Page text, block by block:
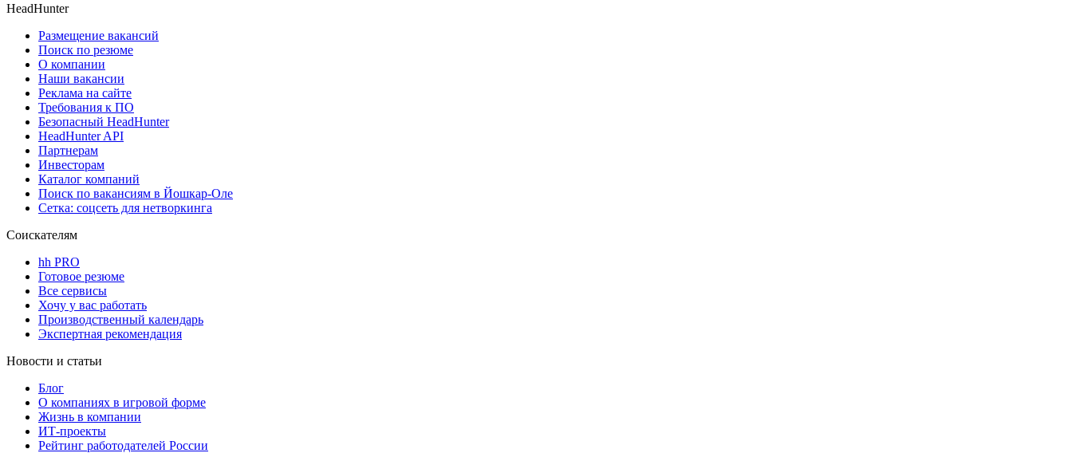
HeadHunter
Размещение вакансий
Поиск по резюме
О компании
Наши вакансии
Реклама на сайте
Требования к ПО
Безопасный HeadHunter
HeadHunter API
Партнерам
Инвесторам
Каталог компаний
Поиск по вакансиям в Йошкар-Оле
Сетка: соцсеть для нетворкинга
Соискателям
hh PRO
Готовое резюме
Все сервисы
Хочу у вас работать
Производственный календарь
Экспертная рекомендация
Новости и статьи
Блог
О компаниях в игровой форме
Жизнь в компании
ИТ-проекты
Рейтинг работодателей России